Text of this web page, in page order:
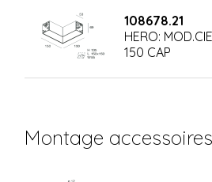
108678.21
HERO:
150 CAP
Montage accessoires